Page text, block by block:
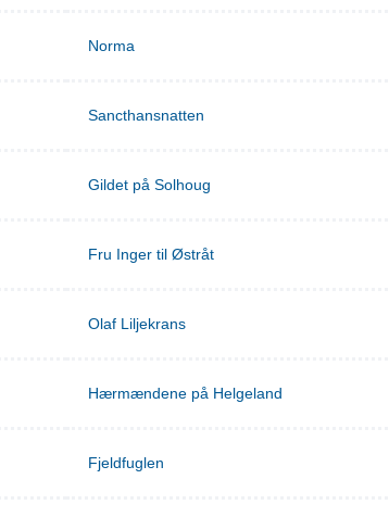
Norma
Sancthansnatten
Gildet på Solhoug
Fru Inger til Østråt
Olaf Liljekrans
Hærmændene på Helgeland
Fjeldfuglen